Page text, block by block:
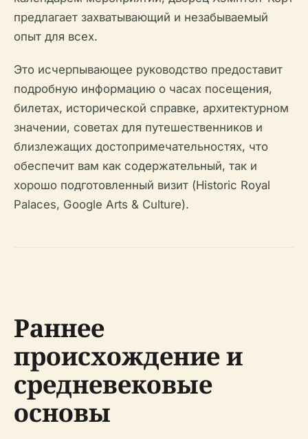
предлагает захватывающий и незабываемый
опыт для всех.
Это исчерпывающее руководство предоставит
подробную информацию о часах посещения,
билетах, исторической справке, архитектурном
значении, советах для путешественников и
близлежащих достопримечательностях, что
обеспечит вам как содержательный, так и
хорошо подготовленный визит (Historic Royal
Palaces, Google Arts & Culture).
Раннее
происхождение и
средневековые
основы